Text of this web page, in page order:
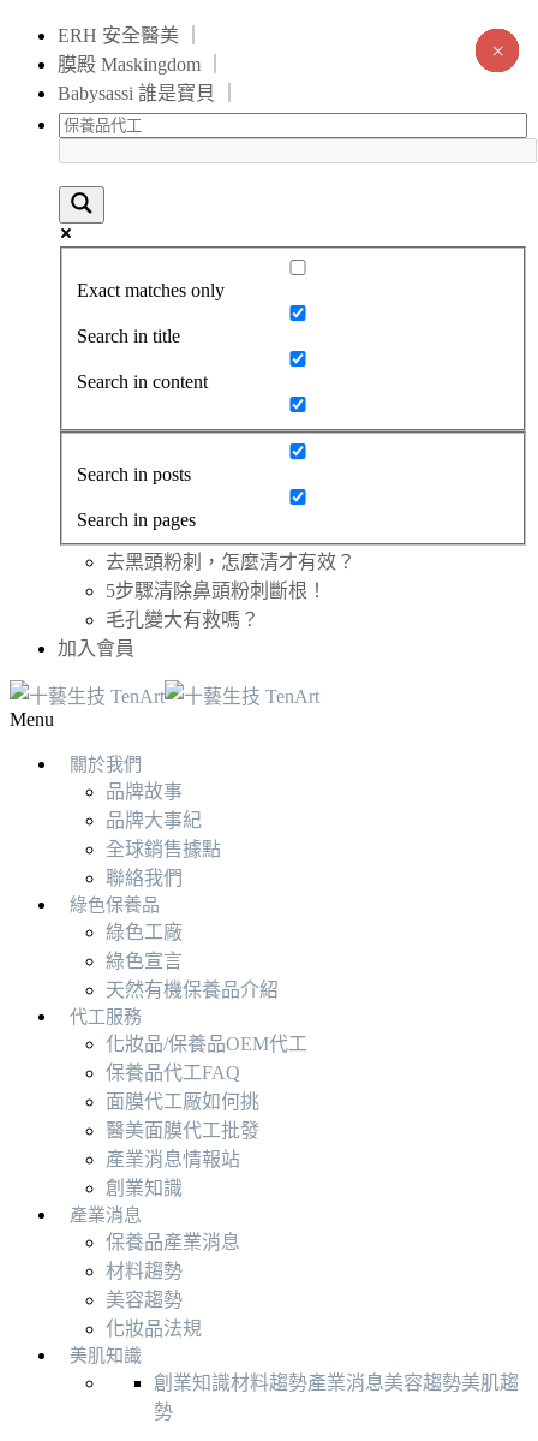
ERH 安全醫美 ｜
膜殿 Maskingdom ｜
Babysassi 誰是寶貝 ｜
Exact matches only
Search in title
Search in content
Search in posts
Search in pages
去黑頭粉刺，怎麼清才有效？
5步驟清除鼻頭粉刺斷根！
毛孔變大有救嗎？
加入會員
Menu
關於我們
品牌故事
品牌大事紀
全球銷售據點
聯絡我們
綠色保養品
綠色工廠
綠色宣言
天然有機保養品介紹
代工服務
化妝品/保養品OEM代工
保養品代工FAQ
面膜代工厰如何挑
醫美面膜代工批發
產業消息情報站
創業知識
產業消息
保養品產業消息
材料趨勢
美容趨勢
化妝品法規
美肌知識
創業知識材料趨勢產業消息美容趨勢美肌趨
勢
×
×
×
×
×
×
×
×
×
×
×
×
×
×